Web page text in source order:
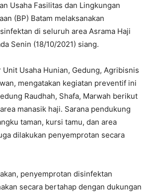
Usaha Fasilitas dan Lingkungan
(BP) Batam melaksanakan
di seluruh area Asrama Haji
Senin (18/10/2021) siang.
Unit Usaha Hunian, Gedung, Agribisnis
mengatakan kegiatan preventif ini
Raudhah, Shafa, Marwah berikut
manasik haji. Sarana pendukung
taman, kursi tamu, dan area
dilakukan penyemprotan secara
penyemprotan disinfektan
secara bertahap dengan dukungan